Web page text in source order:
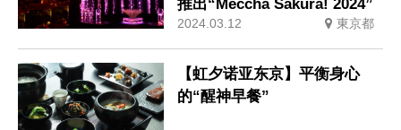
推出“Meccha Sakura! 2024”
2024.03.12 東京都
【虹夕诺亚东京】平衡身心
的“醒神早餐”